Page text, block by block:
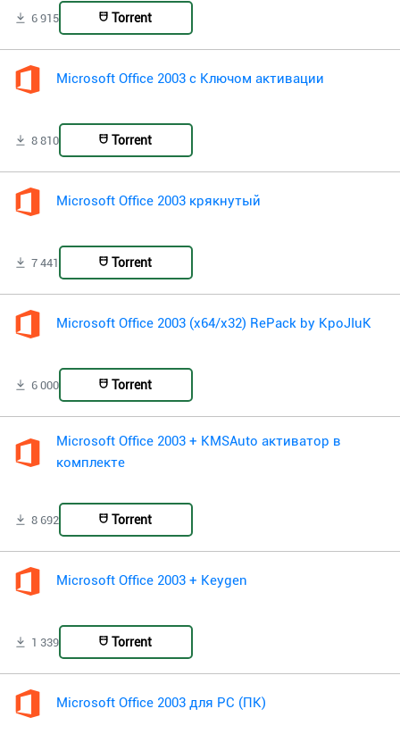
6 915 Torrent
Microsoft Office 2003 с Ключом активации
8 810 Torrent
Microsoft Office 2003 крякнутый
7 441 Torrent
Microsoft Office 2003 (x64/x32) RePack by KpoJIuK
6 000 Torrent
Microsoft Office 2003 + KMSAuto активатор в
комплекте
8 692 Torrent
Microsoft Office 2003 + Keygen
1 339 Torrent
Microsoft Office 2003 для PC (ПК)